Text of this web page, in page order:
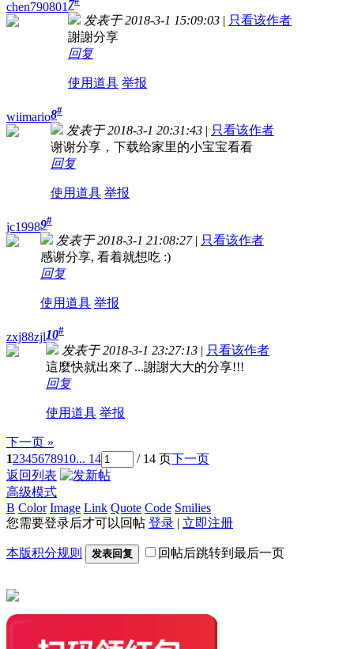
chen790801 7
发表于 2018-3-1 15:09:03 | 只看该作者
謝謝分享
回复
使用道具 举报
wiimario8#
发表于 2018-3-1 20:31:43 | 只看该作者
谢谢分享，下载给家里的小宝宝看看
回复
使用道具 举报
jc19989#
发表于 2018-3-1 21:08:27 | 只看该作者
感谢分享, 看着就想吃 :)
回复
使用道具 举报
zxj88zjl10#
发表于 2018-3-1 23:27:13 | 只看该作者
這麼快就出來了...謝謝大大的分享!!!
回复
使用道具 举报
下一页 »
12345678910... 14 / 14 页下一页
返回列表
高级模式
B Color Image Link Quote Code Smilies
您需要登录后才可以回帖 登录 | 立即注册
本版积分规则 发表回复 回帖后跳转到最后一页